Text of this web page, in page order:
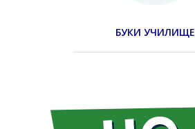
БУКИ УЧИЛИЩЕ